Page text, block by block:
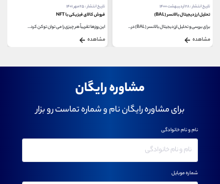
تاریخ انتشار : ۲۸ اردیبهشت ۱۴۰۰
تحلیل ارز دیجیتال بالانسر (BAL)
برای بررسی و تحلیل ارز دیجیتال بالانسر (BAL) در...
مشاهده
تاریخ انتشار : ۲۵ مهر ۱۴۰۱
فروش کالای فیزیکی با NFT
این روزها تقریباً هر چیزی را می توان توکن کرد...
مشاهده
مشاوره رایگان
برای مشاوره رایگان نام و شماره تماست رو بزار
نام و نام خانوادگی
شماره موبایل